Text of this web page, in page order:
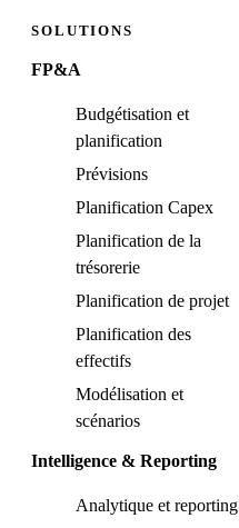
SOLUTIONS
FP&A
Budgétisation et
planification
Prévisions
Planification Capex
Planification de la
trésorerie
Planification de projet
Planification des
effectifs
Modélisation et
scénarios
Intelligence & Reporting
Analytique et reporting